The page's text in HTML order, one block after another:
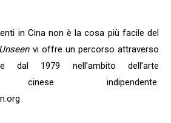
in Cina non è la cosa più facile del
vi offre un percorso attraverso
dal 1979 nell’ambito dell’arte
cinese indipendente.
ISCRIVITI!